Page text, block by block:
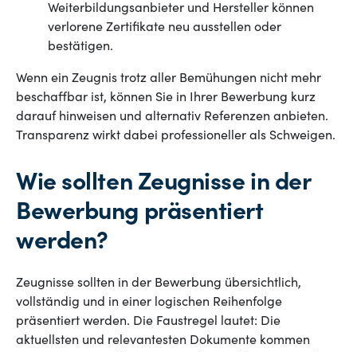
Weiterbildungsanbieter und Hersteller können
verlorene Zertifikate neu ausstellen oder
bestätigen.
Wenn ein Zeugnis trotz aller Bemühungen nicht mehr
beschaffbar ist, können Sie in Ihrer Bewerbung kurz
darauf hinweisen und alternativ Referenzen anbieten.
Transparenz wirkt dabei professioneller als Schweigen.
Wie sollten Zeugnisse in der
Bewerbung präsentiert
werden?
Zeugnisse sollten in der Bewerbung übersichtlich,
vollständig und in einer logischen Reihenfolge
präsentiert werden. Die Faustregel lautet: Die
aktuellsten und relevantesten Dokumente kommen